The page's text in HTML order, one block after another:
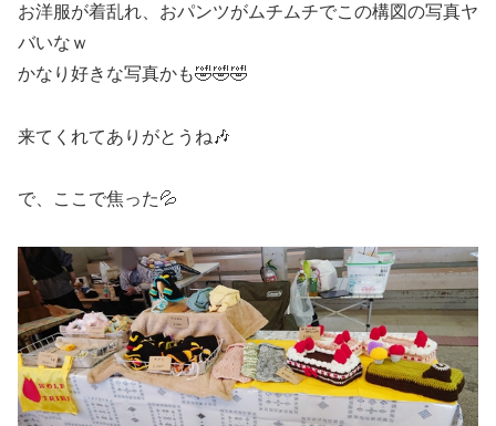
お洋服が着乱れ、おパンツがムチムチでこの構図の写真ヤ
バいなｗ
かなり好きな写真かも🤣🤣🤣
来てくれてありがとうね🎶
で、ここで焦った💦